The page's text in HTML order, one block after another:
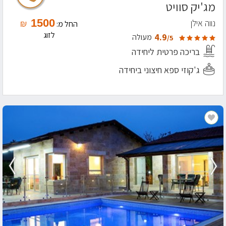
מג'יק סוויט
נווה אילן
4.9/5 מעולה
בריכה פרטית ליחידה
ג'קוזי ספא חיצוני ביחידה
החל מ:1500
₪
לזוג